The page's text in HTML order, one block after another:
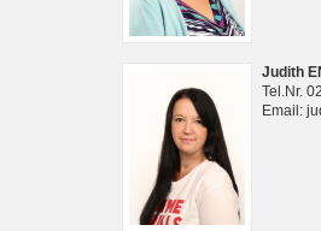
Judith
Tel.Nr.
Email: